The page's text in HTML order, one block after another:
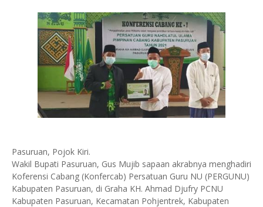
Pasuruan, Pojok Kiri.
Wakil Bupati Pasuruan, Gus Mujib sapaan akrabnya menghadiri
Koferensi Cabang (Konfercab) Persatuan Guru NU (PERGUNU)
Kabupaten Pasuruan, di Graha KH. Ahmad Djufry PCNU
Kabupaten Pasuruan, Kecamatan Pohjentrek, Kabupaten